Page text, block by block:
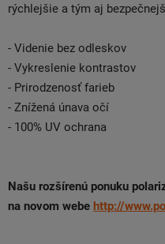
rýchlejšie a tým aj
- Videnie bez odleskov
- Vykreslenie kontrastov
- Prirodzenosť farieb
- Znížená únava očí
- 100% UV ochrana
Našu rozšírenú ponuku
na novom webe http://